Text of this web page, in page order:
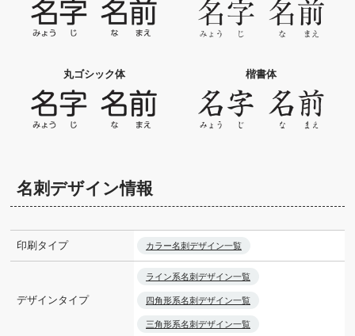
丸ゴシック体 楷書体
名刺デザイン情報
印刷タイプ カラー名刺デザイン一覧
デザインタイプ
ライン系名刺デザイン一覧
四角形系名刺デザイン一覧
三角形系名刺デザイン一覧